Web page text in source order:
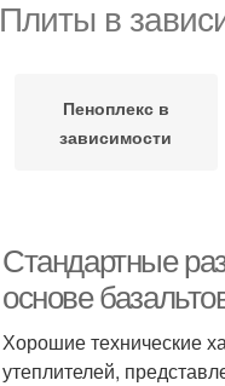
Плиты в
Пеноплекс в
зависимости
Стандартные
основе
Хорошие технические
утеплителей,